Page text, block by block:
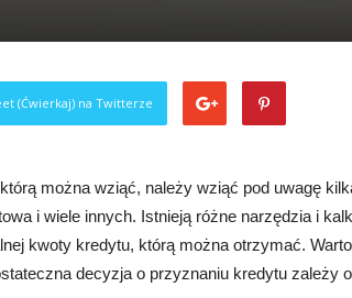
(Ćwierkaj) na Twitterze
można wziąć, należy wziąć pod uwagę
i wiele innych. Istnieją różne narzędzia i
kwoty kredytu, którą można otrzymać.
decyzja o przyznaniu kredytu zależy